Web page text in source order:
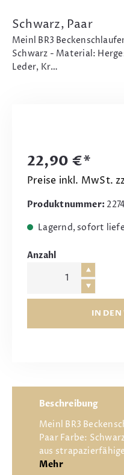
Schwarz, Paar
Meinl BR3
Schwarz - Material:
Leder, Kr…
22,90 €*
Preise inkl. MwSt.
Produktnummer:
Lagernd, sofort
Anzahl
IN DEN
Beschreibung
Meinl BR3
Paar Farbe:
aus
Mehr